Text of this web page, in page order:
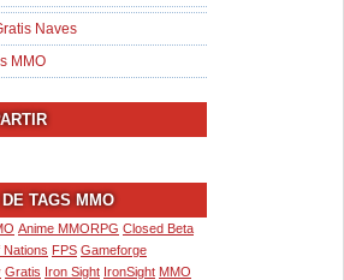
Naves
MMO
TAGS MMO
Anime MMORPG Closed Beta
Nations FPS Gameforge
Gratis Iron Sight IronSight MMO